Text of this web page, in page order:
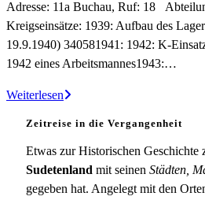
Adresse: 11a Buchau, Ruf: 18
Kreigseinsätze: 1939: Aufbau des
19.9.1940) 340581941: 1942: K-
1942 eines Arbeitsmannes1943:…
WeiterlesenRAD-
Buchau
Zeitreise in die Vergangenheit
Etwas zur Historischen Geschichte
Sudetenland mit seinen Städten,
gegeben hat. Angelegt mit den